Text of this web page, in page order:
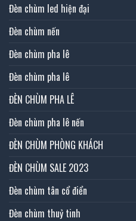
Đèn chùm led hiện đại
Đèn chùm nến
Đèn chùm pha lê
Đèn chùm pha lê
ĐÈN CHÙM PHA LÊ
Đèn chùm pha lê nến
ĐÈN CHÙM PHÒNG KHÁCH
ĐÈN CHÙM SALE 2023
Đèn chùm tân cổ điển
Đèn chùm thuỷ tinh